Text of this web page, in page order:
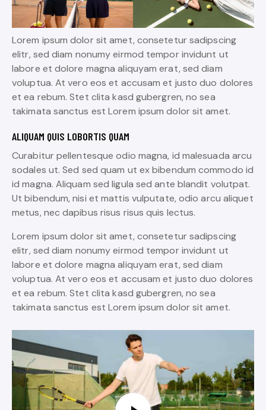
Lorem ipsum dolor sit amet, consetetur sadipscing
elitr, sed diam nonumy eirmod tempor invidunt ut
labore et dolore magna aliquyam erat, sed diam
voluptua. At vero eos et accusam et justo duo dolores
et ea rebum. Stet clita kasd gubergren, no sea
takimata sanctus est Lorem ipsum dolor sit amet.
ALIQUAM QUIS LOBORTIS QUAM
Curabitur pellentesque odio magna, id malesuada arcu
sodales ut. Sed sed quam ut ex bibendum commodo id
id magna. Aliquam sed ligula sed ante blandit volutpat.
Ut bibendum, nisi et mattis vulputate, odio arcu aliquet
metus, nec dapibus risus risus quis lectus.
Lorem ipsum dolor sit amet, consetetur sadipscing
elitr, sed diam nonumy eirmod tempor invidunt ut
labore et dolore magna aliquyam erat, sed diam
voluptua. At vero eos et accusam et justo duo dolores
et ea rebum. Stet clita kasd gubergren, no sea
takimata sanctus est Lorem ipsum dolor sit amet.